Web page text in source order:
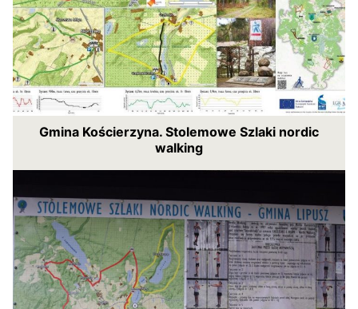
Gmina Kościerzyna. Stolemowe Szlaki nordic
walking